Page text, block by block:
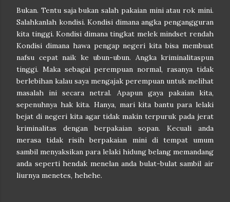
Bukan. Tentu saja bukan salah pakaian mini atau rok mini.
Salahkanlah kondisi. Kondisi dimana angka pengangguran
kita tinggi. Kondisi dimana tingkat melek mindset rendah
Kondisi dimana hawa pengap negeri kita bisa membuat
nafsu cepat naik ke ubun-ubun. Angka kriminalitaspun
tinggi. Maka sebagai perempuan normal, rasanya tidak
berlebihan kalau saya mengajak perempuan untuk melihat
masalah ini secara netral. Apapun gaya pakaian kita,
sepenuhnya hak kita. Hanya, mari kita bantu para lelaki
bejat di negeri kita agar tidak makin terpuruk pada jerat
kriminalitas dengan berpakaian sopan. Kecuali anda
merasa tidak risih berpakaian mini di tempat umum
sambil menyaksikan para lelaki hidung belang memandang
anda seperti hendak menelan anda bulat-bulat sambil air
liurnya menetes, hehehe.